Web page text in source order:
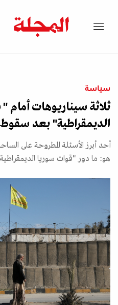
سياسة
ثلاثة سيناريوهات أمام
الديمقراطية" بعد
أحد أبرز الأسئلة المطروحة على
هو: ما دور "قوات سوريا